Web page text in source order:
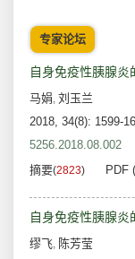
专家论坛
自身免疫性胰腺炎
马娟, 刘玉兰
2018, 34(8): 1599-
5256.2018.08.002
摘要(2823) PDF
自身免疫性胰腺炎
缪飞, 陈芳莹